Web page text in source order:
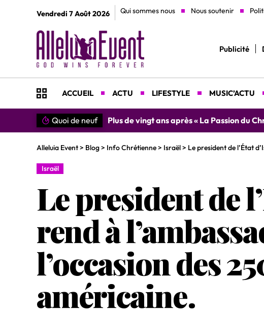
Vendredi 7 Août 2026 Qui sommes nous Nous soutenir
Publicité
ACCUEIL ACTU LIFESTYLE MUSIC’ACTU
Quoi de neuf »SIMPLEMENT MERCI » : Chantre Lyah
Alleluia Event> Blog> Info Chrétienne> Israël> Le president de l’État
Israël
Le president de
rend à
l’occasion des
américaine.